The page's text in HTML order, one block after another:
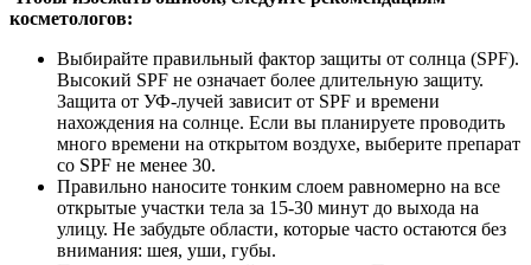
косметологов:
Выбирайте правильный фактор защиты от солнца (SPF).
Высокий SPF не означает более длительную защиту.
Защита от УФ-лучей зависит от SPF и времени
нахождения на солнце. Если вы планируете проводить
много времени на открытом воздухе, выберите препарат
со SPF не менее 30.
Правильно наносите тонким слоем равномерно на все
открытые участки тела за 15-30 минут до выхода на
улицу. Не забудьте области, которые часто остаются без
внимания: шея, уши, губы.